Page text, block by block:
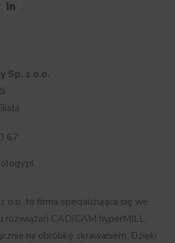
Sp. z o.o.
67
o.o. to firma specjalizująca się we
rozwiązań CAD/CAM hyperMILL,
na obróbkę skrawaniem. Dzięki